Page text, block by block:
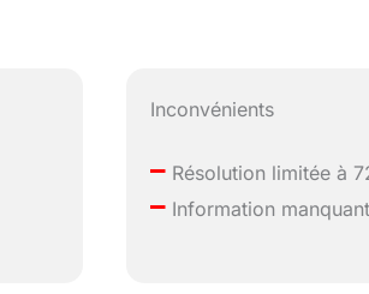
Inconvénients
– Résolution limitée à
– Information